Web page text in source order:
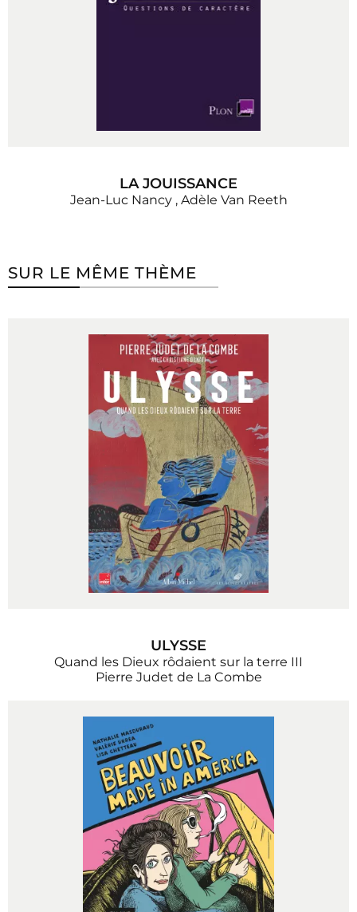
LA JOUISSANCE
Jean-Luc Nancy, Adèle Van Reeth
SUR LE MÊME THÈME
ULYSSE
Quand les Dieux rôdaient sur la terre III
Pierre Judet de La Combe